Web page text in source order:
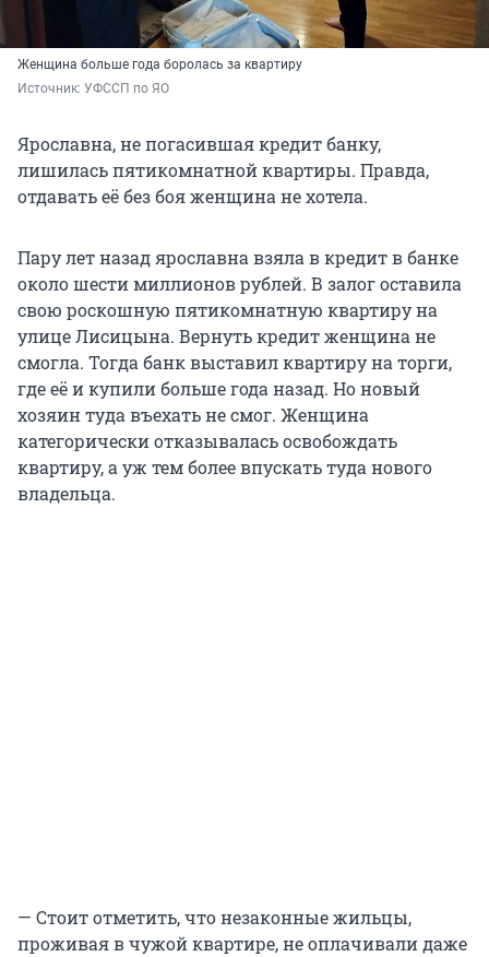
Женщина больше года боролась за квартиру
Источник: УФССП по ЯО
Ярославна, не погасившая кредит банку,
лишилась пятикомнатной квартиры. Правда,
отдавать её без боя женщина не хотела.
Пару лет назад ярославна взяла в кредит в банке
около шести миллионов рублей. В залог оставила
свою роскошную пятикомнатную квартиру на
улице Лисицына. Вернуть кредит женщина не
смогла. Тогда банк выставил квартиру на торги,
где её и купили больше года назад. Но новый
хозяин туда въехать не смог. Женщина
категорически отказывалась освобождать
квартиру, а уж тем более впускать туда нового
владельца.
— Стоит отметить, что незаконные жильцы,
проживая в чужой квартире, не оплачивали даже